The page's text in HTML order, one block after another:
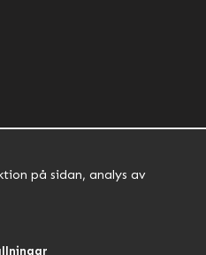
på sidan, analys av